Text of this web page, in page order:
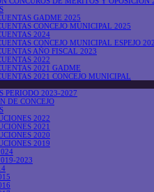
GADME 2025
CONCEJO MUNICIPAL 2025
2024
CONCEJO MUNICIPAL ESPEJO
AÑO FISCAL 2023
2022
2021 GADME
2021 CONCEJO MUNICIPAL
PERIODO 2023-2027
DE CONCEJO
2022
2021
2020
2019
2023